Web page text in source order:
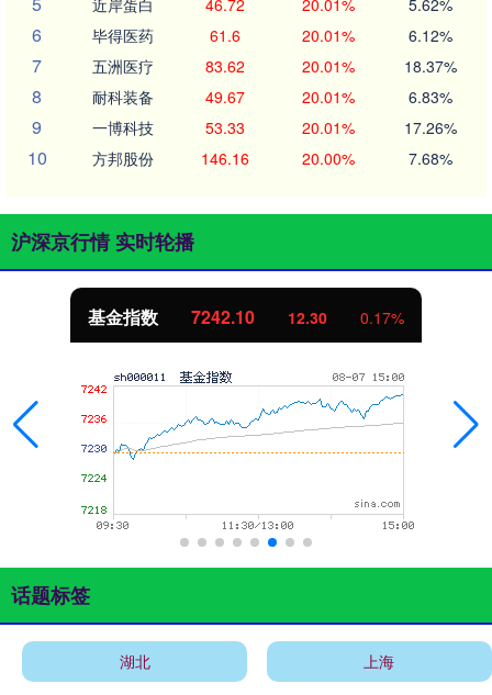
近岸蛋白 46.72 20.01% 5.62%
6 毕得医药 61.6 20.01% 6.12%
7 五洲医疗 83.62 20.01% 18.37%
8 耐科装备 49.67 20.01% 6.83%
9 一博科技 53.33 20.01% 17.26%
10 方邦股份 146.16 20.00% 7.68%
沪深京行情 实时轮播
基金指数 7242.10 12.30 0.17%
话题标签
湖北 上海